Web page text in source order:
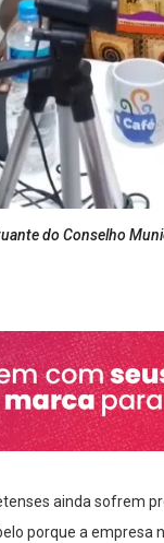
do Conselho
ainda sofrem
porque a empresa